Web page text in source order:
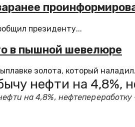
президенту...
в пышной шевелюре
золота, который
нефти на 4,8%,
на 4,8%, нефтепереработку